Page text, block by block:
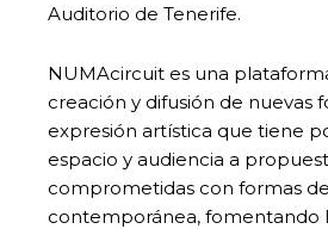
Auditorio de Tenerife.
NUMAcircuit es una
creación y difusión de nuevas
expresión artística que tiene
espacio y audiencia a
comprometidas con formas
contemporánea, fomentando